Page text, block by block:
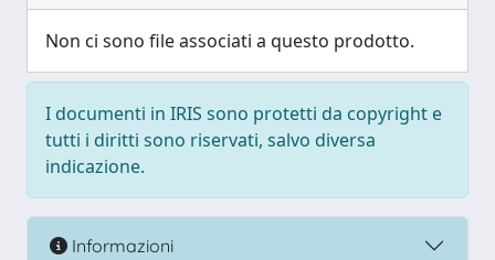
Non ci sono file associati a questo prodotto.
I documenti in IRIS sono protetti da copyright e
tutti i diritti sono riservati, salvo diversa
indicazione.
Informazioni